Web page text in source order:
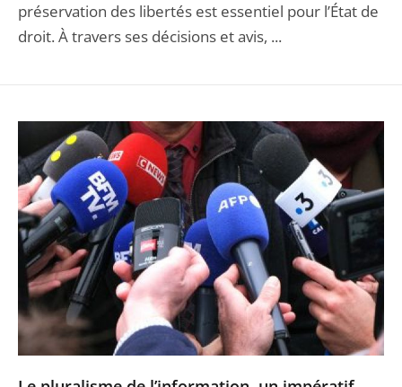
préservation des libertés est essentiel pour l’État de
droit. À travers ses décisions et avis, ...